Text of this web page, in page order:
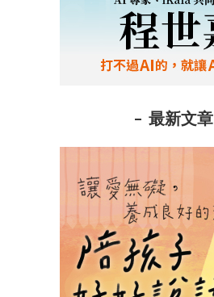
最新文章